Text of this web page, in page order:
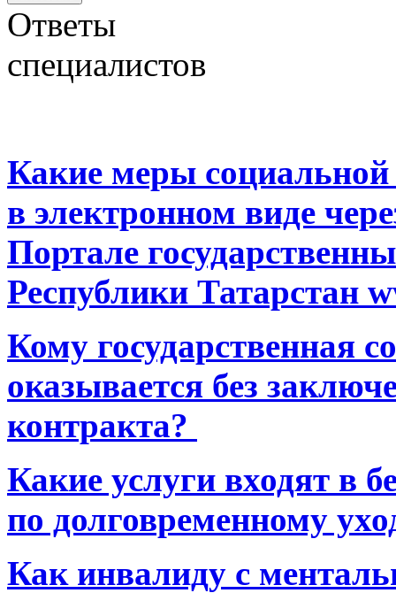
Ответы
специалистов
Какие меры
в электронном виде
Портале
Республики Татарстан
Кому государственная
оказывается без
контракта?
Какие услуги входят в
по долговременному
Как инвалиду с